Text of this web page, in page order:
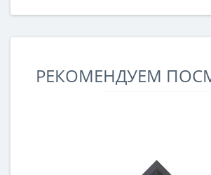
РЕКОМЕНДУЕМ